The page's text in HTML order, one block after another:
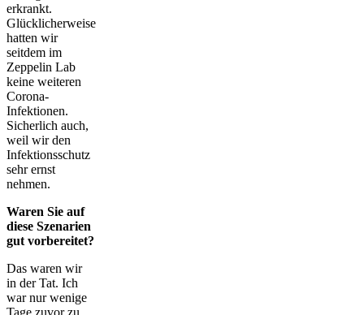
erkrankt.
Glücklicherweise
hatten wir
seitdem im
Zeppelin Lab
keine weiteren
Corona-
Infektionen.
Sicherlich auch,
weil wir den
Infektionsschutz
sehr ernst
nehmen.
Waren Sie auf
diese Szenarien
gut vorbereitet?
Das waren wir
in der Tat. Ich
war nur wenige
Tage zuvor zu